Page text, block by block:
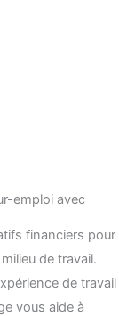
emploi avec
financiers pour
de travail.
de travail
vous aide à